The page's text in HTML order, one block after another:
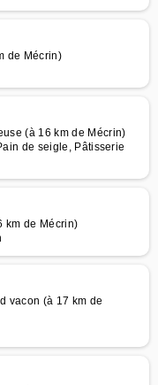
de Mécrin)
(à 16 km de Mécrin)
de seigle, Pâtisserie
km de Mécrin)
vacon (à 17 km de